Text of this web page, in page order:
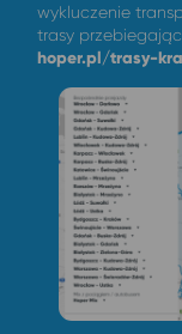
wykluczenie
trasy
hoper.pl/trasy-